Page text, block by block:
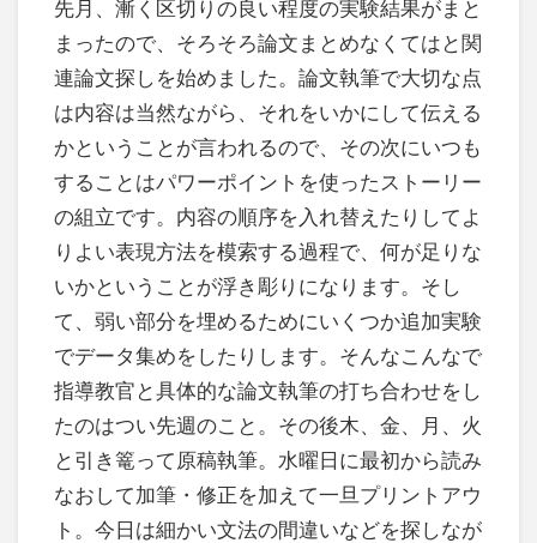
先月、漸く区切りの良い程度の実験結果がまと
まったので、そろそろ論文まとめなくてはと関
連論文探しを始めました。論文執筆で大切な点
は内容は当然ながら、それをいかにして伝える
かということが言われるので、その次にいつも
することはパワーポイントを使ったストーリー
の組立です。内容の順序を入れ替えたりしてよ
りよい表現方法を模索する過程で、何が足りな
いかということが浮き彫りになります。そし
て、弱い部分を埋めるためにいくつか追加実験
でデータ集めをしたりします。そんなこんなで
指導教官と具体的な論文執筆の打ち合わせをし
たのはつい先週のこと。その後木、金、月、火
と引き篭って原稿執筆。水曜日に最初から読み
なおして加筆・修正を加えて一旦プリントアウ
ト。今日は細かい文法の間違いなどを探しなが